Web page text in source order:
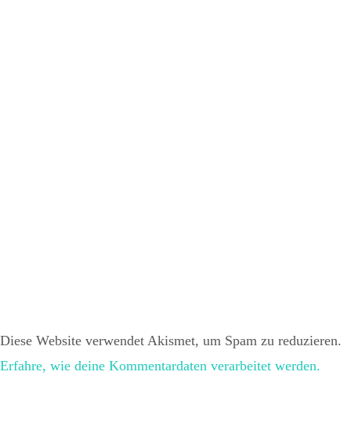
Diese Website verwendet Akismet, um Spam zu reduzieren.
Erfahre, wie deine Kommentardaten verarbeitet werden.